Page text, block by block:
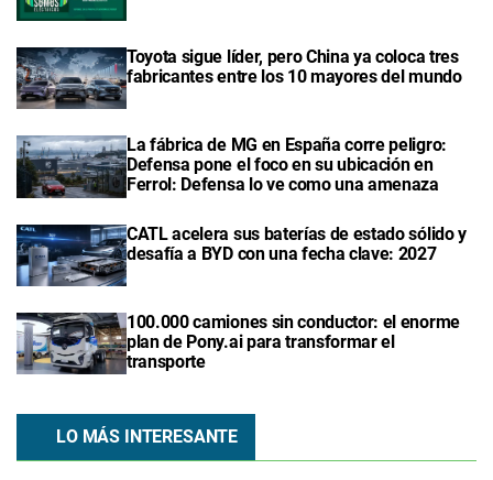
Toyota sigue líder, pero China ya coloca tres
fabricantes entre los 10 mayores del mundo
La fábrica de MG en España corre peligro:
Defensa pone el foco en su ubicación en
Ferrol: Defensa lo ve como una amenaza
CATL acelera sus baterías de estado sólido y
desafía a BYD con una fecha clave: 2027
100.000 camiones sin conductor: el enorme
plan de Pony.ai para transformar el
transporte
LO MÁS INTERESANTE